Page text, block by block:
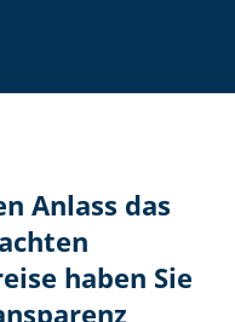
Anlass das
haben Sie